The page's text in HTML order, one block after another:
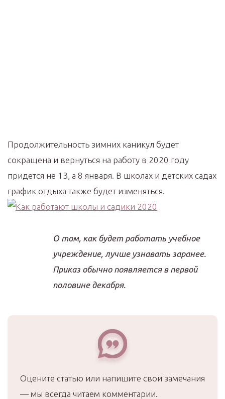
Продолжительность зимних каникул будет
сокращена и вернуться на работу в 2020 году
придется не 13, а 8 января. В школах и детских садах
график отдыха также будет изменяться.
О том, как будет работать учебное
учреждение, лучше узнавать заранее.
Приказ обычно появляется в первой
половине декабря.
Оцените статью или напишите свои замечания
— мы всегда читаем комментарии.